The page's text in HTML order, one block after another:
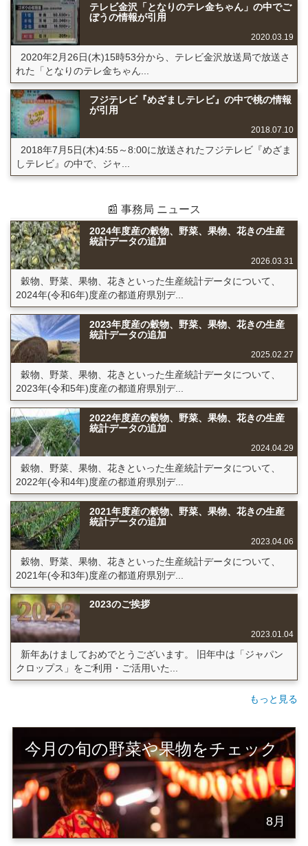
テレビ金沢「となりのテレ金ちゃん」の中でご
ぼうの情報が引用
2020.03.19
2020年2月26日(木)15時53分から、テレビ金沢放送局で放送さ
れた「となりのテレ金ちゃん...
フジテレビ『めざましテレビ』の中で桃の情報
が引用
2018.07.10
2018年7月5日(木)4:55～8:00に放送されたフジテレビ『めざま
しテレビ』の中で、ジャ...
📰 事務局 ニュース
2024年度産の穀物、野菜、果物、花きの生産
統計データの追加
2026.03.31
穀物、野菜、果物、花きといった生産統計データについて、
2024年(令和6年)度産の都道府県別デ...
2023年度産の穀物、野菜、果物、花きの生産
統計データの追加
2025.02.27
穀物、野菜、果物、花きといった生産統計データについて、
2023年(令和5年)度産の都道府県別デ...
2022年度産の穀物、野菜、果物、花きの生産
統計データの追加
2024.04.29
穀物、野菜、果物、花きといった生産統計データについて、
2022年(令和4年)度産の都道府県別デ...
2021年度産の穀物、野菜、果物、花きの生産
統計データの追加
2023.04.06
穀物、野菜、果物、花きといった生産統計データについて、
2021年(令和3年)度産の都道府県別デ...
2023のご挨拶
2023.01.04
新年あけましておめでとうございます。 旧年中は「ジャパン
クロップス」をご利用・ご活用いた...
もっと見る
今月の旬の野菜や果物をチェック
8月